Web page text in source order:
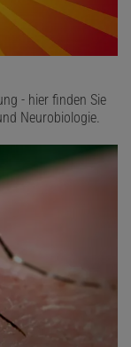
- hier finden Sie
Neurobiologie.